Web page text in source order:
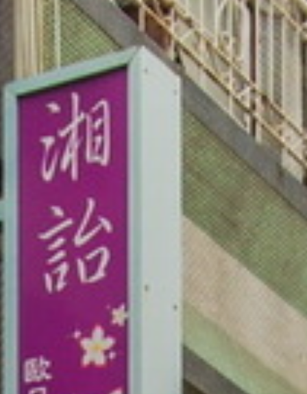
在樂遊桃園FB、IG、微博及桃園觀光導覽網曝光！
#桃園咖啡廳
#秘境咖啡廳 #cafe #taoyuancaf
#taoyuantrip
#picoftheday #fyp #타오위안 #커피숍 #とうえん
#カフェ
#เถาหยวน